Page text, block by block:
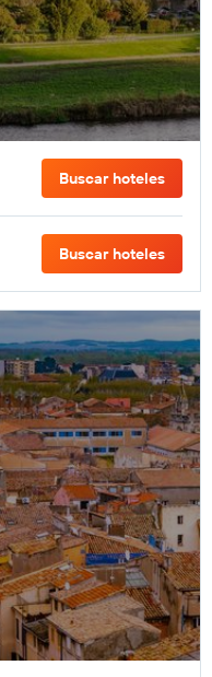
Buscar hoteles
Buscar hoteles